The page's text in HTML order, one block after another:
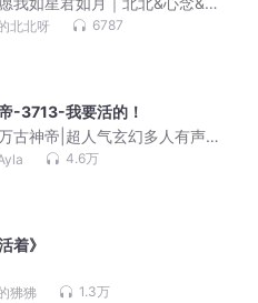
民国精品多人
北北呀 6787
-3713-我要活的！
古神帝|超人气玄幻多人有声剧
捺出品）4.6万
着》
狒狒 1.3万